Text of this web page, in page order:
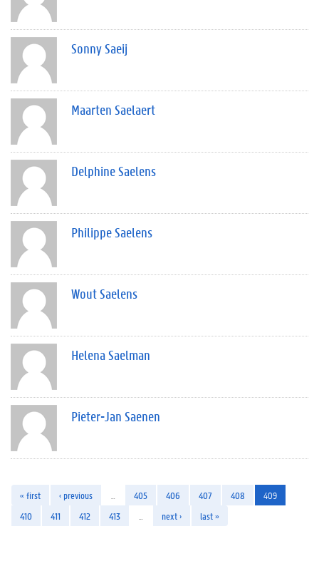
Sonny Saeij
Maarten Saelaert
Delphine Saelens
Philippe Saelens
Wout Saelens
Helena Saelman
Pieter-Jan Saenen
« first ‹ previous 405 406 407 408
409
410
411 412 413 next › last »